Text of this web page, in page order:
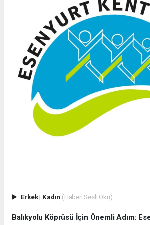
Erkek| Kadın (Haberi Sesli Oku)
Balıkyolu Köprüsü İçin Önemli Adım: